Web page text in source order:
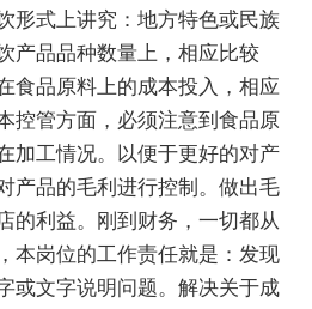
形式上讲究：地方特色或民族
产品品种数量上，相应比较
食品原料上的成本投入，相应
控管方面，必须注意到食品原
加工情况。以便于更好的对产
产品的毛利进行控制。做出毛
的利益。刚到财务，一切都从
本岗位的工作责任就是：发现
或文字说明问题。解决关于成